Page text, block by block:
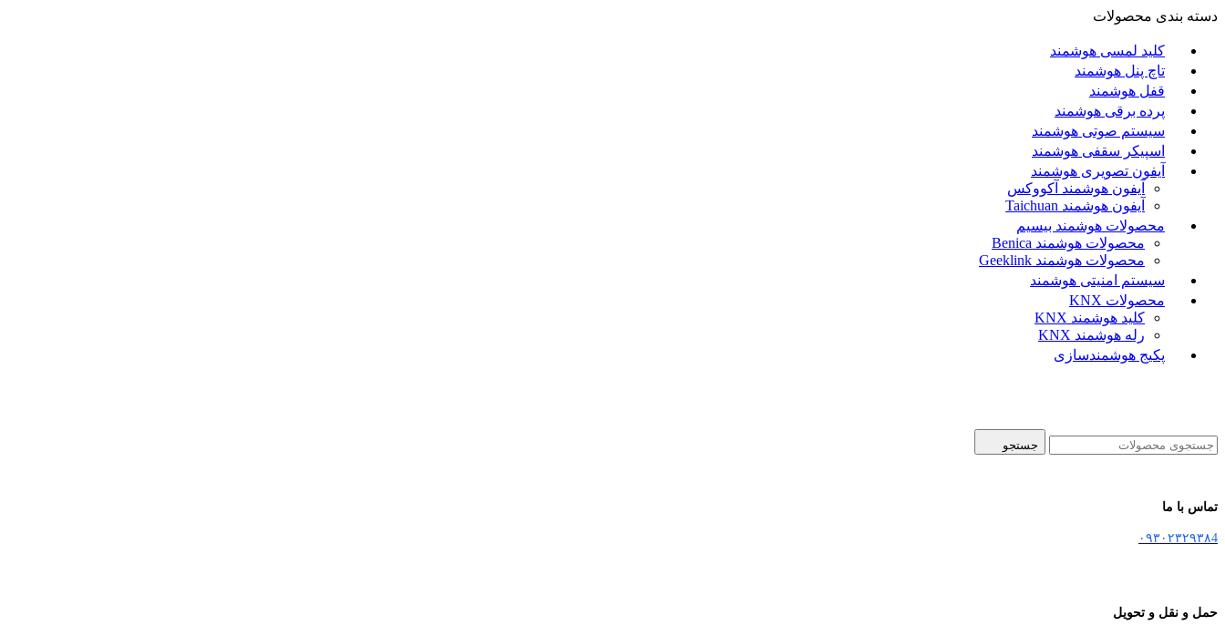
دسته بندی محصولات
کلید لمسی هوشمند
تاچ پنل هوشمند
قفل هوشمند
پرده برقی هوشمند
سیستم صوتی هوشمند
اسپیکر سقفی هوشمند
آیفون تصویری هوشمند
آيفون هوشمند آکووکس
آیفون هوشمند Taichuan
محصولات هوشمند بیسیم
محصولات هوشمند Benica
محصولات هوشمند Geeklink
سیستم امنیتی هوشمند
محصولات KNX
کلید هوشمند KNX
رله هوشمند KNX
پکیج هوشمندسازی
جستجو
تماس با ما
۰۹۳۰۲۳۲۹۳۸4
حمل و نقل و تحویل